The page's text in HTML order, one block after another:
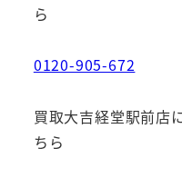
ら
0120-905-672
買取大吉経堂駅前店
ちら